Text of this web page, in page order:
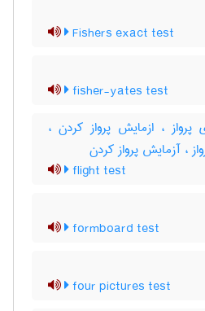
Fishers exact test
fisher-yates test
پرواز ، ازمایش پرواز کردن ،
، آزمایش پرواز کردن
flight test
formboard test
four pictures test